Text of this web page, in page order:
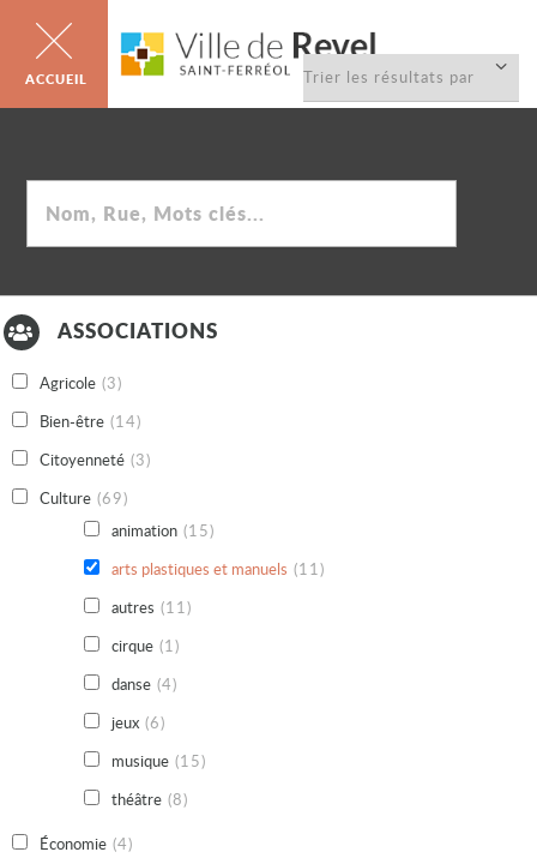
la
liste
ASSOCIATIONS
Agricole (3)
Bien-être (14)
Citoyenneté (3)
Culture (69)
animation (15)
arts plastiques et manuels (11)
autres (11)
cirque (1)
danse (4)
jeux (6)
musique (15)
théâtre (8)
Économie (4)